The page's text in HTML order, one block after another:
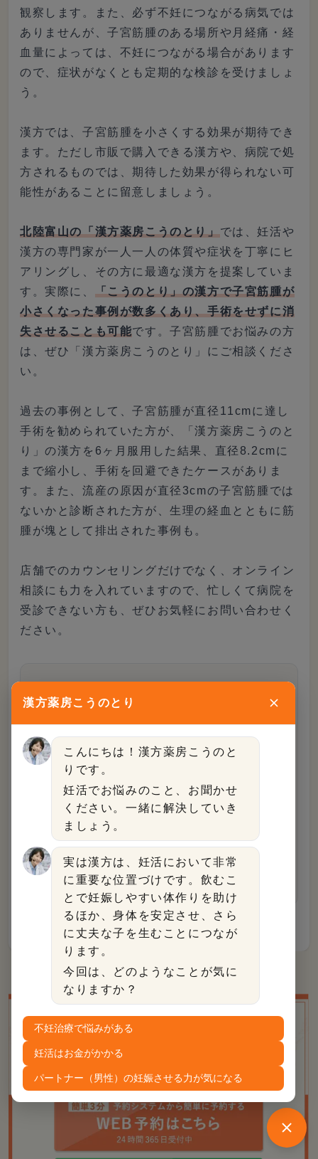
漢方薬房こうのとり
こんにちは！漢方薬房こうのと
りです。
妊活でお悩みのこと、お聞かせ
ください。一緒に解決していき
ましょう。
実は漢方は、妊活において非常
に重要な位置づけです。飲むこ
とで妊娠しやすい体作りを助け
るほか、身体を安定させ、さら
に丈夫な子を生むことにつなが
ります。
今回は、どのようなことが気に
なりますか？
不妊治療で悩みがある
妊活はお金がかかる
パートナー（男性）の妊娠させる力が気になる
観察します。また、必ず不妊につながる病気では
ありませんが、子宮筋腫のある場所や月経痛・経
血量によっては、不妊につながる場合があります
ので、症状がなくとも定期的な検診を受けましょ
う。
漢方では、子宮筋腫を小さくする効果が期待でき
ます。ただし市販で購入できる漢方や、病院で処
方されるものでは、期待した効果が得られない可
能性があることに留意しましょう。
北陸富山の「漢方薬房こうのとり」では、妊活や
漢方の専門家が一人一人の体質や症状を丁寧にヒ
アリングし、その方に最適な漢方を提案していま
す。実際に、 「こうのとり」の漢方で子宮筋腫が
小さくなった事例が数多くあり、手術をせずに消
失させることも可能です。子宮筋腫でお悩みの方
は、ぜひ「漢方薬房こうのとり」にご相談くださ
い。
過去の事例として、子宮筋腫が直径11cmに達し
手術を勧められていた方が、「漢方薬房こうのと
り」の漢方を6ヶ月服用した結果、直径8.2cmに
まで縮小し、手術を回避できたケースがありま
す。また、流産の原因が直径3cmの子宮筋腫では
ないかと診断された方が、生理の経血とともに筋
腫が塊として排出された事例も。
店舗でのカウンセリングだけでなく、オンライン
相談にも力を入れていますので、忙しくて病院を
受診できない方も、ぜひお気軽にお問い合わせく
ださい。
漢方薬房こうのとり編集部
漢方薬房こうのとり
漢方・妊活・不妊領域の専門スタッフにより構
成された編集部。正確で実用的な医療情報を、
読者が理解しやすい形で発信することをミッシ
ョンとしています。
漢方薬房こうのとりは、ご来店でもオンラインでも